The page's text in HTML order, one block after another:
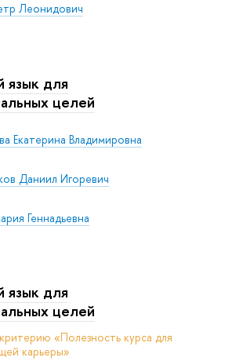
Леонидович
Екатерина Владимировна
Даниил Игоревич
Геннадьевна
язык для
целей
язык для
целей
«Полезность курса для
карьеры»